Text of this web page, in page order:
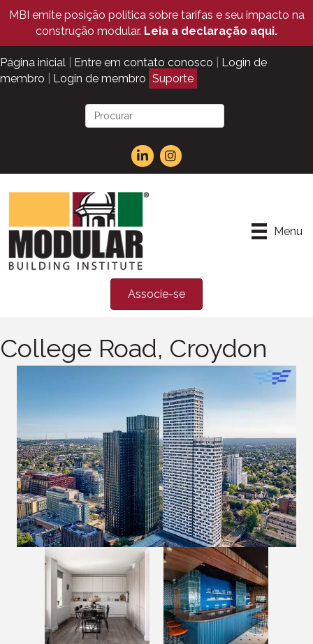
MBI emite posição política sobre tarifas e seu impacto na
construção modular. Leia a declaração aqui.
Página inicial Entre em contato conosco
Login de
membro
Login de membro Suporte
Menu
Associe-se
College Road, Croydon